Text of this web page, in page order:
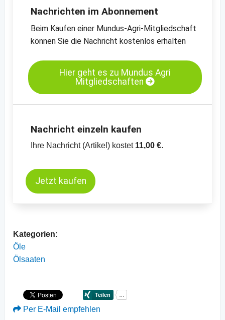
Handels
- Preischarts, Erntebilanzen und Import- und
Exportdaten
Kassamarkt - Sojaschrot LP - Hamburg
Kassamarkt - Rapssaat - Neuss
Nachrichten im Abonnement
Beim Kaufen einer Mundus-Agri-Mitgliedschaft
können Sie die Nachricht kostenlos erhalten
Hier geht es zu Mundus Agri
Mitgliedschaften
Nachricht einzeln kaufen
Ihre Nachricht (Artikel) kostet 11,00 €.
Jetzt kaufen
Kategorien:
Öle
Ölsaaten
Per E-Mail empfehlen